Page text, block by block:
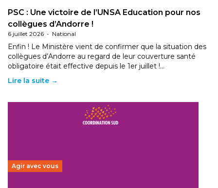
PSC : Une victoire de l’UNSA Education pour nos
collègues d’Andorre !
6 juillet 2026 - National
Enfin ! Le Ministère vient de confirmer que la situation des
collègues d’Andorre au regard de leur couverture santé
obligatoire était effective depuis le 1er juillet !…
Lire la suite →
Agir avec vous